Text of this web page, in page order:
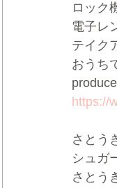
ロック
電子レ
テイク
おうち
https://
さとう
シュガ
さとう